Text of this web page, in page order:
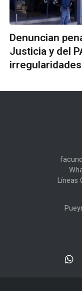
Denuncian
Justicia y del
Líneas